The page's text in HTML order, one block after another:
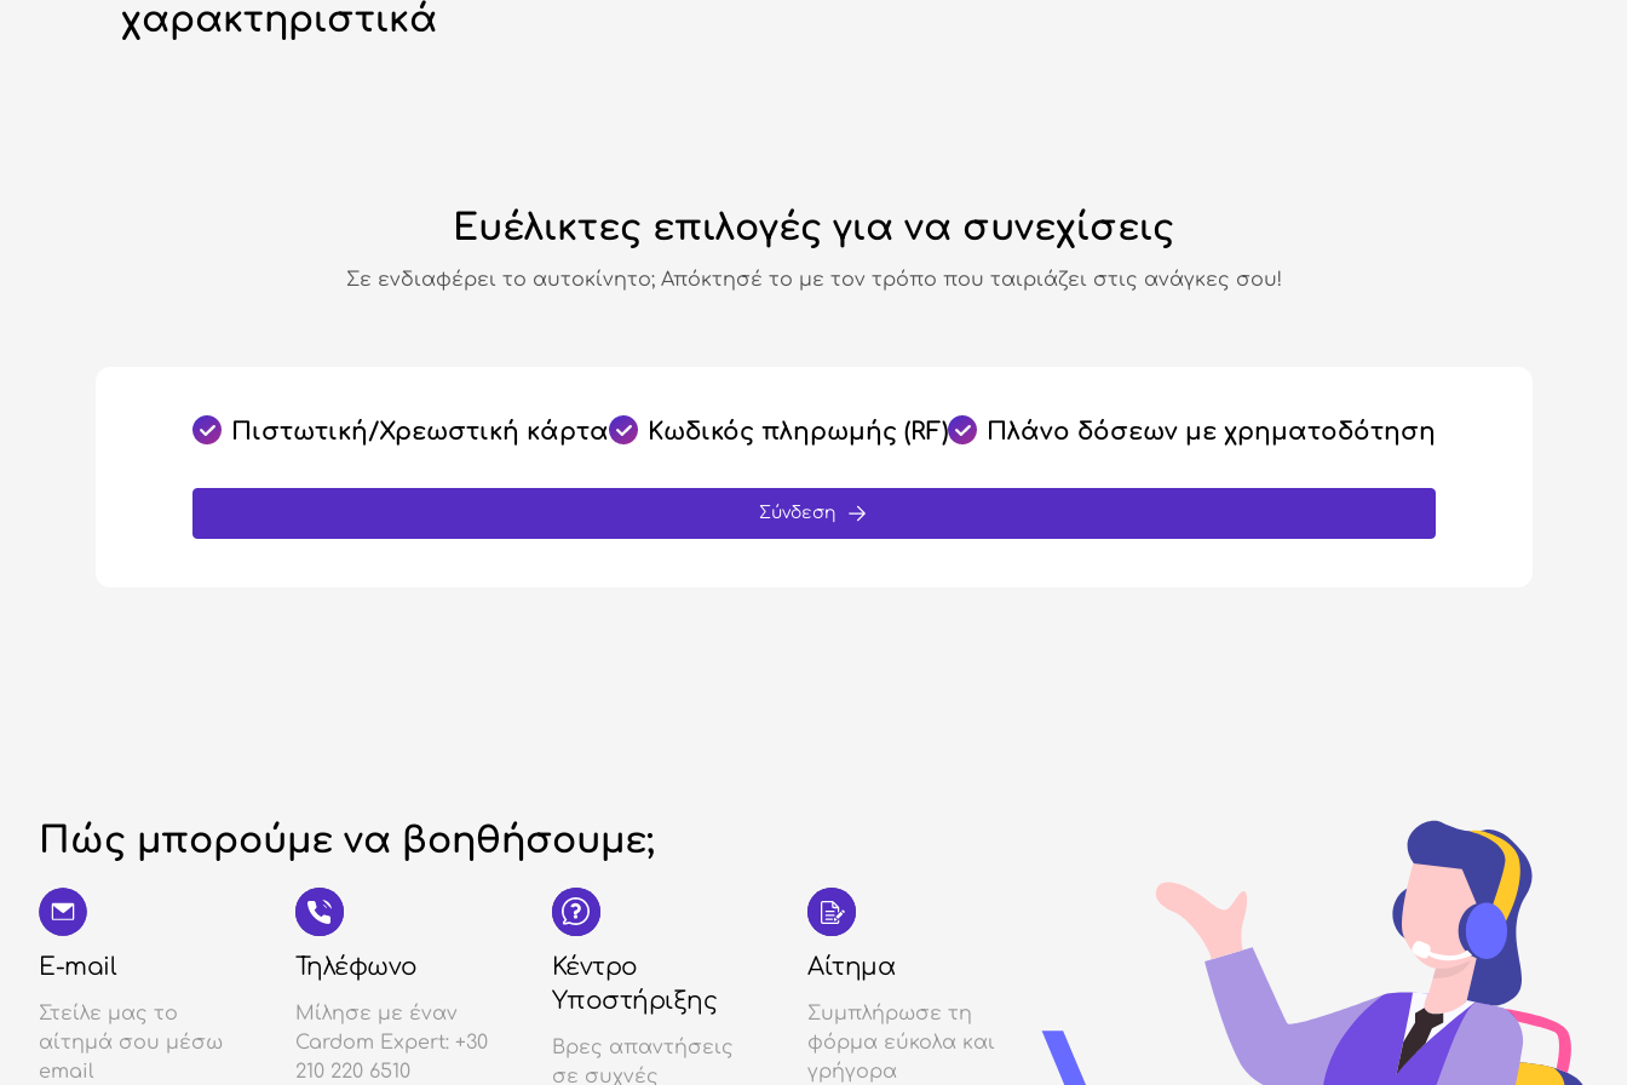
χαρακτηριστικά
Ευέλικτες επιλογές για να συνεχίσεις
Σε ενδιαφέρει το αυτοκίνητο; Απόκτησέ το με τον τρόπο που ταιριάζει στις ανάγκες σου!
Πιστωτική/Χρεωστική κάρτα Κωδικός πληρωμής (RF) Πλάνο δόσεων με χρηματοδότηση
Σύνδεση
Πώς μπορούμε να βοηθήσουμε;
E-mail
Στείλε μας το
αίτημά σου μέσω
email
Τηλέφωνο
Μίλησε με έναν
Cardom Expert: +30
210 220 6510
Κέντρο
Υποστήριξης
Βρες απαντήσεις
σε συχνές
Αίτημα
Συμπλήρωσε τη
φόρμα εύκολα και
γρήγορα